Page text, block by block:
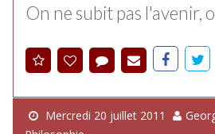
On ne subit pas l'avenir,
Mercredi 20 juillet 2011